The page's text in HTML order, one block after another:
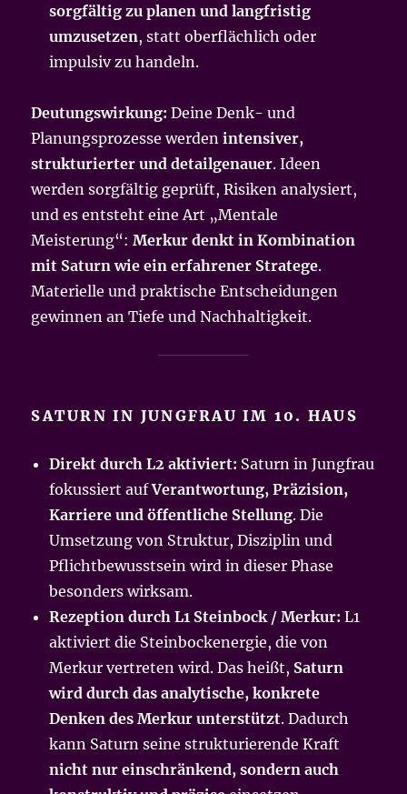
sorgfältig zu planen und langfristig
umzusetzen, statt oberflächlich oder
impulsiv zu handeln.
Deutungswirkung: Deine Denk- und
Planungsprozesse werdenintensiver,
strukturierter und detailgenauer. Ideen
werden sorgfältig geprüft, Risiken analysiert,
und es entsteht eine Art „Mentale
Meisterung“:Merkur denkt in Kombination
mit Saturn wie ein erfahrener Stratege.
Materielle und praktische Entscheidungen
gewinnen an Tiefe und Nachhaltigkeit.
SATURN IN JUNGFRAU IM 10. HAUS
Direkt durch L2 aktiviert: Saturn in Jungfrau
fokussiert aufVerantwortung, Präzision,
Karriere und öffentliche Stellung. Die
Umsetzung von Struktur, Disziplin und
Pflichtbewusstsein wird in dieser Phase
besonders wirksam.
Rezeption durch L1 Steinbock / Merkur: L1
aktiviert die Steinbockenergie, die von
Merkur vertreten wird. Das heißt, Saturn
wird durch das analytische, konkrete
Denken des Merkur unterstützt. Dadurch
kann Saturn seine strukturierende Kraft
nicht nur einschränkend, sondern auch